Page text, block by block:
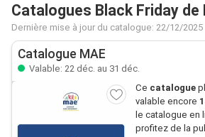
Catalogues Black Friday de
Dernière mise à jour du catalogue: 22/12/2025
Catalogue MAE
Valable: 22 déc. au 31 déc.
Ce catalogue
valable encore
le catalogue en
profitez de la